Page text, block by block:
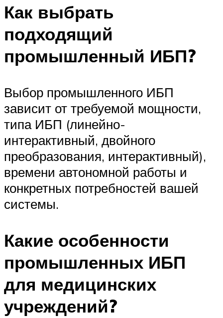
Как выбрать
подходящий
промышленный ИБП?
Выбор промышленного ИБП
зависит от требуемой мощности,
типа ИБП (линейно-
интерактивный, двойного
преобразования, интерактивный),
времени автономной работы и
конкретных потребностей вашей
системы.
Какие особенности
промышленных ИБП
для медицинских
учреждений?